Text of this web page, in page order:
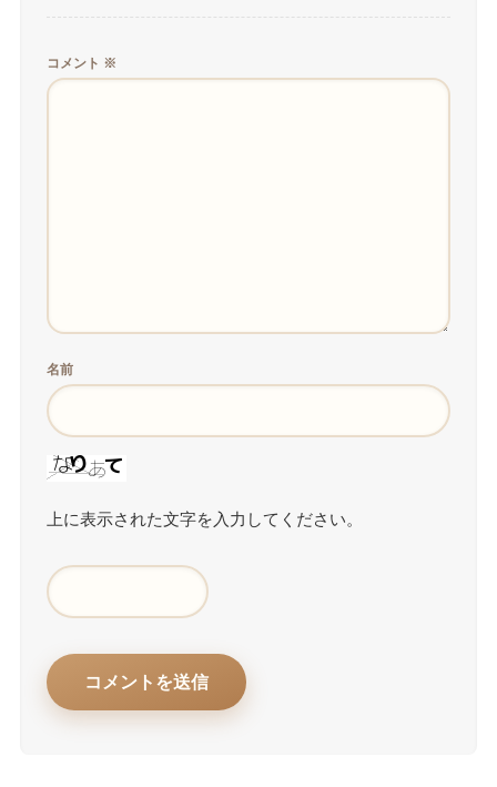
コメント ※
名前
上に表示された文字を入力してください。